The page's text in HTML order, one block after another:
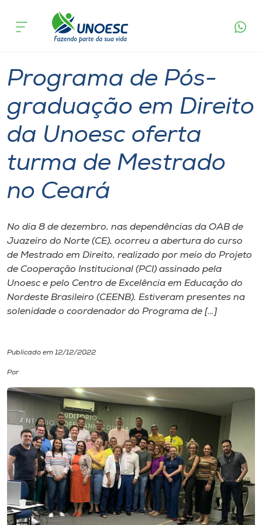
Cursos
Atendimento ao Estudante
Portal de Ensino
Internacionalização
I.nova
Cultura
CPA
Biblioteca
Editora
Rádio
acontece
Programa de Pós-
graduação em Direito
da Unoesc oferta
turma de Mestrado
no Ceará
No dia 8 de dezembro, nas dependências da OAB de
Juazeiro do Norte (CE), ocorreu a abertura do curso
de Mestrado em Direito, realizado por meio do Projeto
de Cooperação Institucional (PCI) assinado pela
Unoesc e pelo Centro de Excelência em Educação do
Nordeste Brasileiro (CEENB). Estiveram presentes na
solenidade o coordenador do Programa de […]
Publicado em 12/12/2022
Por